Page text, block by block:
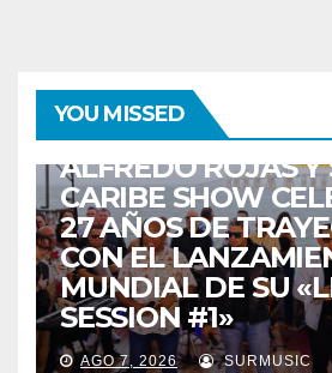
YOU MISSED
ZULIA
ALFREDO ROJAS Y
CARIBE SHOW
27 AÑOS DE
CON EL
MUNDIAL DE SU
SESSION #1»
AGO 7, 2026 SURMUSIC